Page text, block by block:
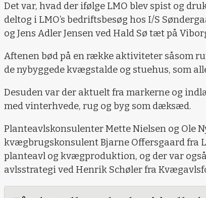
Det var, hvad der ifølge LMO blev spist og
deltog i LMO’s bedriftsbesøg hos I/S
og Jens Adler Jensen ved Hald Sø tæt på
Aftenen bød på en række aktiviteter såsom
de nybyggede kvægstalde og stuehus, som
Desuden var der aktuelt fra markerne og
med vinterhvede, rug og byg som dæksæd.
Planteavlskonsulenter Mette Nielsen og Ole
kvægbrugskonsulent Bjarne Offersgaard fra
planteavl og kvægproduktion, og der var
avlsstrategi ved Henrik Schøler fra